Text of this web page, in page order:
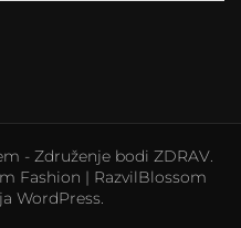
- Združenje bodi ZDRAV.
Fashion | RazvilBlossom
WordPress.